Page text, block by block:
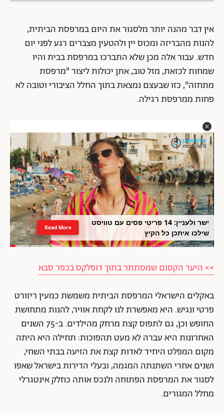
אין דבר מהנה יותר מלסגור את היום במרפסת הביתית,
להנות מהבריזה ומכוס יין ולהטעין מצברים רגע לפני יום
חדש. עבור אלה מכן שלא התברכו במרפסת בבית והיו
שמחות לכזאת, מזל טוב, אתן יכולות ליצור "מרפסת
מתחזה", כזו שבעצם נמצאת בתוך החלל הציבורי וטובה לא
פחות ממרפסת רגילה.
ישר ולעניין: 14 פריטי פסים עם טוויסט
שילכו איתכן כל הקיץ
Read More
>> היער הקסום שמסתתר בתוך דופלקס בכפר סבא
באקלים הישראלי המרפסת הביתית משמשת כמעין ריזורט
פרטי ונגיש. היא מאפשרת לנו לקחת אוויר, להנות מתחושת
החופש וכן, גם לתפוס קצת מרחק מהילדים. ב-75 השנים
האחרונות היא עברה לא מעט תהפוכות: תחילה היא היתה
מקום המפלט היחיד לאדות קצת את הזיעה בבתי השחי,
ושנים אחרי השתנתה המגמה, ובעלי הדירות בישראל שאפו
לסגור את המרפסת הפתוחה ולנכס אותה כחלק אינטגרלי
מחלל המגורים.